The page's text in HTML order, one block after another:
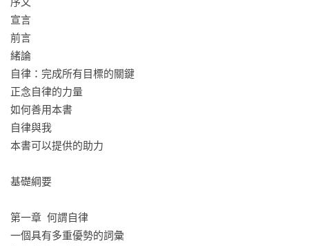
對這樣的時代困境所提出的一部深刻實用之作。本書從「正
念」與「自律」這兩個看似對立的概念出發，提出一套具備高
度實踐性的三大支柱模型：心氣、覺知與行動。作者認為，唯
有將這三者整合，才能培養出真正持久且深層的自律。
第一支柱「心氣」，代表的是與內在價值和人生目的連結的心
理能量。作者引導讀者透過練習與省思，找到自己真正想成為
的樣貌與核心動力，從而建立明確目標與堅定承諾。
（Pause 暫停、Awareness 覺知、Willpower 意志力）與冥想練
清明的心態做出符合長期利益的選擇。
宣言
前言
緒論
自律：完成所有目標的關鍵
正念自律的力量
如何善用本書
自律與我
本書可以提供的助力
基礎綱要
第一章  何謂自律
一個具有多重優勢的詞彙